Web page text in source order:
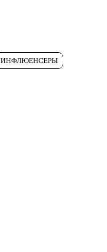
ИНФЛЮЕНСЕРЫ